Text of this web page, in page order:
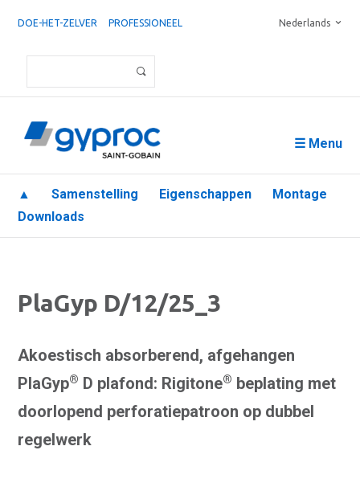
DOE-HET-ZELVER PROFESSIONEEL Nederlands
☰ Menu
▲ Samenstelling Eigenschappen
Montage
Downloads
PlaGyp D/12/25_3
Akoestisch absorberend, afgehangen
PlaGyp® D plafond: Rigitone® beplating met
doorlopend perforatiepatroon op dubbel
regelwerk